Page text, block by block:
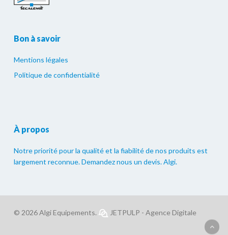
Bon à savoir
Mentions légales
Politique de confidentialité
À propos
Notre priorité pour la qualité et la fiabilité de nos produits est
largement reconnue. Demandez nous un devis. Algi.
© 2026 Algi Equipements. JETPULP - Agence Digitale